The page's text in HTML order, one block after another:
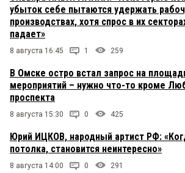
убыток себе пытаются удержать
производствах, хотя спрос в их
падает»
8 августа 16:45 1 259
В Омске остро встал запрос на
мероприятий – нужно что-то кроме
проспекта
8 августа 15:30 0 425
Юрий ИЦКОВ, народный артист РФ:
потолка, становится неинтересно»
8 августа 14:00 0 291